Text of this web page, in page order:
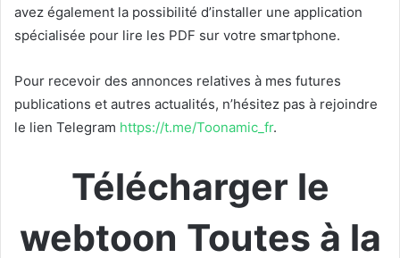
avez également la possibilité d’installer une application
spécialisée pour lire les PDF sur votre smartphone.
Pour recevoir des annonces relatives à mes futures
publications et autres actualités, n’hésitez pas à rejoindre
le lien Telegram https://t.me/Toonamic_fr.
Télécharger le
webtoon Toutes à la